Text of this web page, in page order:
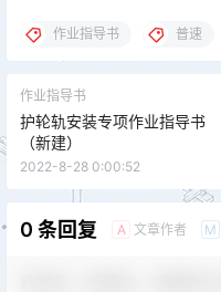
作业指导书 普速
作业指导书
护轮轨安装专项作业指导书
（新建）
2022-8-28 0:00:52
0 条回复 A 文章作者 M